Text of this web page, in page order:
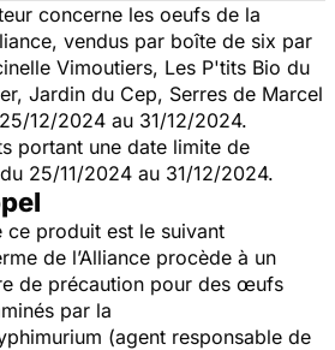
concerne les oeufs de la
vendus par boîte de six par
Vimoutiers, Les P'tits Bio du
Jardin du Cep, Serres de Marcel
12/2024 au 31/12/2024.
portant une date limite de
25/11/2024 au 31/12/2024.
produit est le suivant
de l’Alliance procède à un
de précaution pour des œufs
par la
(agent responsable de